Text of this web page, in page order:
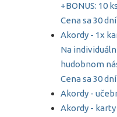
+BONUS: 10
Cena sa 30
Akordy - 1x
Na
hudobnom
Cena sa 30
Akordy -
Akordy - karty